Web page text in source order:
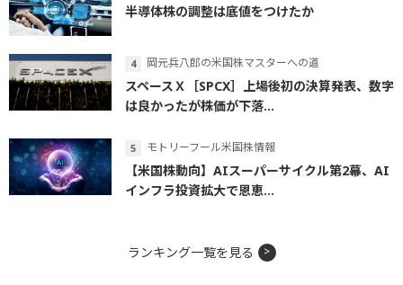
半導体株の調整は底値をつけたか
岡元兵八郎の米国株マスターへの道
スペースＸ［SPCX］上場後初の決算発表、数字
は良かったが株価が下落...
モトリーフール米国株情報
【米国株動向】AIスーパーサイクル第2幕、AI
インフラ投資拡大で恩恵...
ランキング一覧を見る